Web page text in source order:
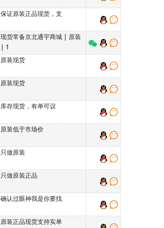
保证原装正品现货，支
现货常备京北通宇商城 | 原装
| 1
原装现货
原装现货
库存现货，有单可议
原装低于市场价
只做原装
只做原装正品
确认过眼神我是你要找
原装正品现货支持实单